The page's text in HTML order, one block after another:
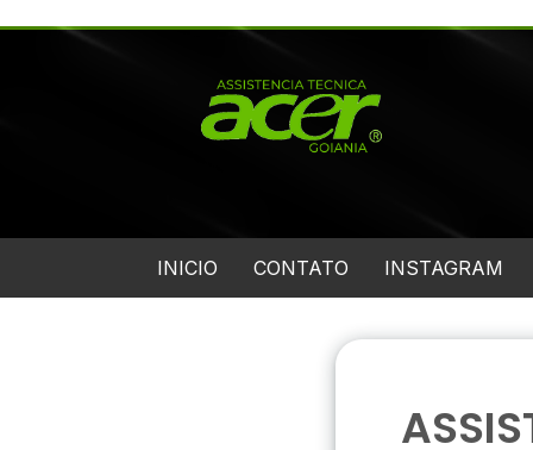
INICIO CONTATO INSTAGRAM